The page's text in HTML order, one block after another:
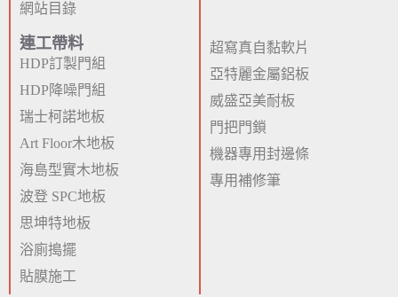
網站目錄
連工帶料
HDP訂製門組
HDP降噪門組
瑞士柯諾地板
Art Floor木地板
海島型實木地板
波登 SPC地板
思坤特地板
浴廁搗擺
貼膜施工
超寫真自黏軟片
亞特麗金屬鋁板
威盛亞美耐板
門把門鎖
機器專用封邊條
專用補修筆